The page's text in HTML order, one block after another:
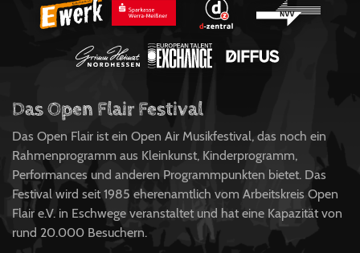
Das Open Flair Festival
Das Open Flair ist ein Open Air Musikfestival, das noch ein
Rahmenprogramm aus Kleinkunst, Kinderprogramm,
Performances und anderen Programmpunkten bietet. Das
Festival wird seit 1985 eherenamtlich vom Arbeitskreis Open
Flair e.V. in Eschwege veranstaltet und hat eine Kapazität von
rund 20.000 Besuchern.